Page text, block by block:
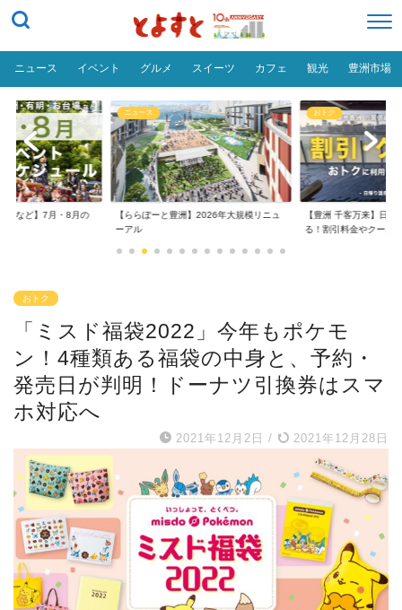
ニュース イベント グルメ スイーツ カフェ 観光 豊洲市場
場など】7月・8月の
ニュース
【ららぽーと豊洲】2026年大規模リニュ
ーアル
おトク
【豊洲 千客万来】日帰
る！割引料金やクーポ...
おトク
「ミスド福袋2022」今年もポケモ
ン！4種類ある福袋の中身と、予約・
発売日が判明！ドーナツ引換券はスマ
ホ対応へ
2021年12月2日 / 2021年12月28日